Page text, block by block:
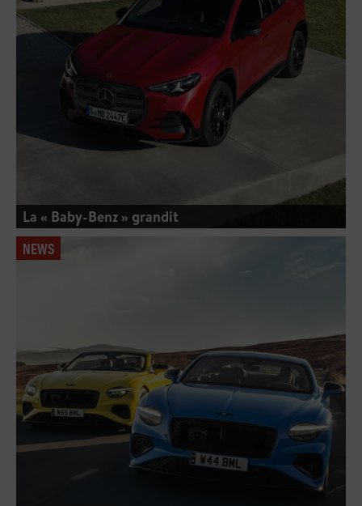
La « Baby-Benz » grandit
NEWS